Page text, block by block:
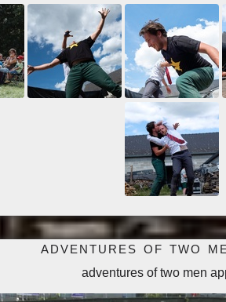
adventures of two
adventures of two men